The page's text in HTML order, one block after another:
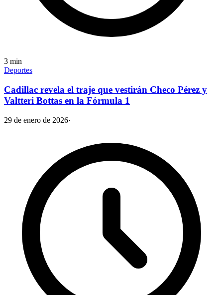
3 min
Deportes
Cadillac revela el traje que vestirán Checo Pérez y
Valtteri Bottas en la Fórmula 1
29 de enero de 2026·